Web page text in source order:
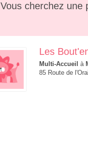
Vous cherchez une
Les
Multi-Accueil à
85 Route de